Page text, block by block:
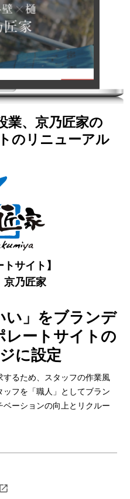
業、京乃匠家の
のリニューアル
トサイト】
乃匠家
い」をブランデ
レートサイトの
に設定
るため、スタッフの作業風
フを「職人」としてブラン
ーションの向上とリクルー